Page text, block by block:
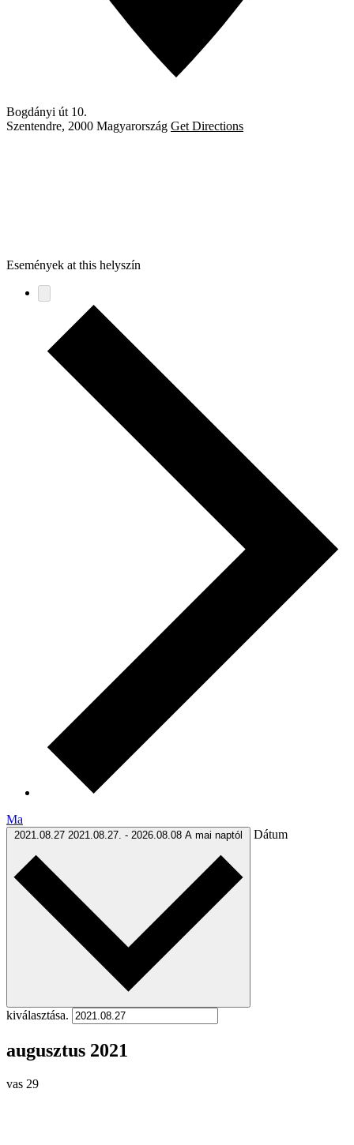
Bogdányi út 10.
Szentendre, 2000 Magyarország Get Directions
Események at this helyszín
Ma
2021.08.27 2021.08.27. - 2026.08.08 A mai naptól Dátum
kiválasztása.
augusztus 2021
vas 29